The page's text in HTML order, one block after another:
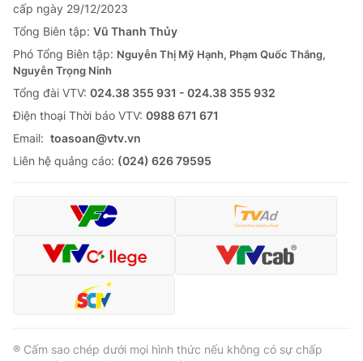
cấp ngày 29/12/2023
Tổng Biên tập: Vũ Thanh Thủy
Phó Tổng Biên tập: Nguyễn Thị Mỹ Hạnh, Phạm Quốc Thắng,
Nguyễn Trọng Ninh
Tổng đài VTV: 024.38 355 931 - 024.38 355 932
Ðiện thoại Thời báo VTV: 0988 671 671
Email: toasoan@vtv.vn
Liên hệ quảng cáo: (024) 626 79595
® Cấm sao chép dưới mọi hình thức nếu không có sự chấp